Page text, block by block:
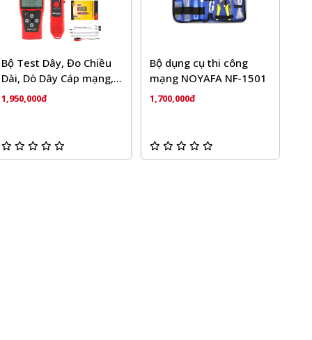
Bộ Test Dây, Đo Chiều
Dài, Dò Dây Cáp mạng,
Cáp thoại, Cáp đồng
308S
1,950,000đ
Bộ dụng cụ thi công
mạng NOYAFA NF-1501
1,700,000đ